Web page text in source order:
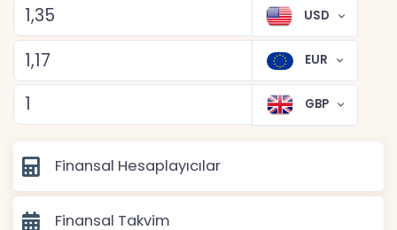
USD
EUR
GBP
Finansal Hesaplayıcılar
Finansal Takvim